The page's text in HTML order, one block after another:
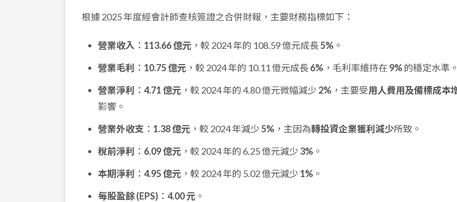
根據 2025 年度經會計師查核簽證之合併財報，主要財務指標如下：
營業收入 ： 113.66 億元 ，較 2024 年的 108.59 億元成長5% 。
營業毛利
： 10.75 億元 ，較 2024 年的 10.11 億元成長 6% ，毛利率維持在 9%的穩定水準
營業淨利
： 4.71 億元 ，較 2024 年的 4.80 億元微幅減少 2% ，主要受用人費用及備標成本
影響。
營業外收支 ： 1.38 億元 ，較 2024 年減少5% ，主因為轉投資企業獲利減少所致。
稅前淨利
： 6.09 億元 ，較 2024 年的 6.25 億元減少 3% 。
本期淨利
： 4.95 億元 ，較 2024 年的 5.02 億元減少 1% 。
每股盈餘 (EPS) ： 4.00 元 。